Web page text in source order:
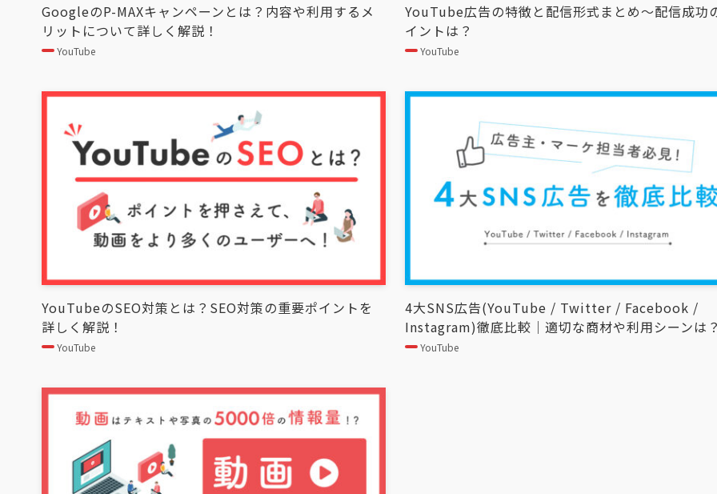
GoogleのP-MAXキャンペーンとは？内容や利用するメ
リットについて詳しく解説！
YouTube
YouTube広告の特徴と配信形式まとめ〜配信成功
イントは？
YouTube
YouTubeのSEO対策とは？SEO対策の重要ポイントを
詳しく解説！
YouTube
4大SNS広告(YouTube / Twitter / Facebook /
Instagram)徹底比較｜適切な商材や利用シーンは
YouTube